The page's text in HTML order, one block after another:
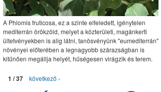
A Phlomis fruticosa, ez a szinte elfeledett, igénytelen
mediterrán örökzöld, melyet a közterületi, magánkerti
ültetvényekben is alig látni, tanösvényünk "eumediterrán"
növényei előterében a legnagyobb szárazságban is
kitűnően megállja helyét, hűségesen virágzik és terem.
1 / 37 következő ›